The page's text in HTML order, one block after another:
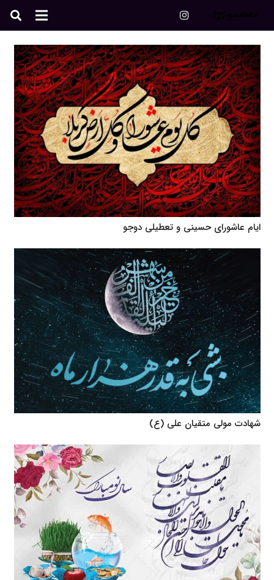
ایام عاشورای حسینی و تعطیلی دوجو
شهادت مولی متقیان علی (ع)